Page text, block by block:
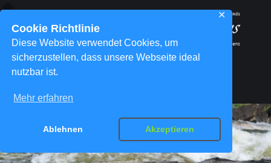
Cookie Richtlinie
Diese Website verwendet Cookies, um
sicherzustellen, dass unsere Webseite ideal
nutzbar ist.
Mehr erfahren
Ablehnen Akzeptieren
✕
Atommüll – Wohin mit den giftigen
Überresten